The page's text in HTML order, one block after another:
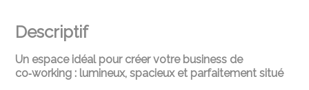
Descriptif
Un espace idéal pour créer votre business de
co‑working : lumineux, spacieux et parfaitement situé